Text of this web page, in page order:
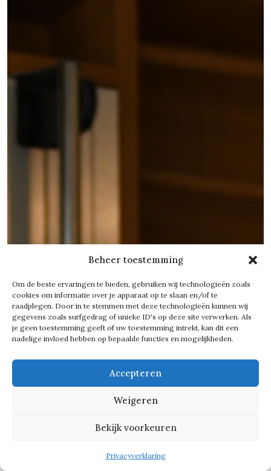
Beheer toestemming
Om de beste ervaringen te bieden, gebruiken wij technologieën zoals
cookies om informatie over je apparaat op te slaan en/of te
raadplegen. Door in te stemmen met deze technologieën kunnen wij
gegevens zoals surfgedrag of unieke ID's op deze site verwerken. Als
je geen toestemming geeft of uw toestemming intrekt, kan dit een
nadelige invloed hebben op bepaalde functies en mogelijkheden.
Accepteren
Weigeren
Bekijk voorkeuren
Privacyverklaring